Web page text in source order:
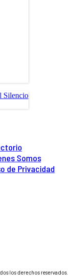
Silencio
Somos
de Privacidad
los derechos reservados.